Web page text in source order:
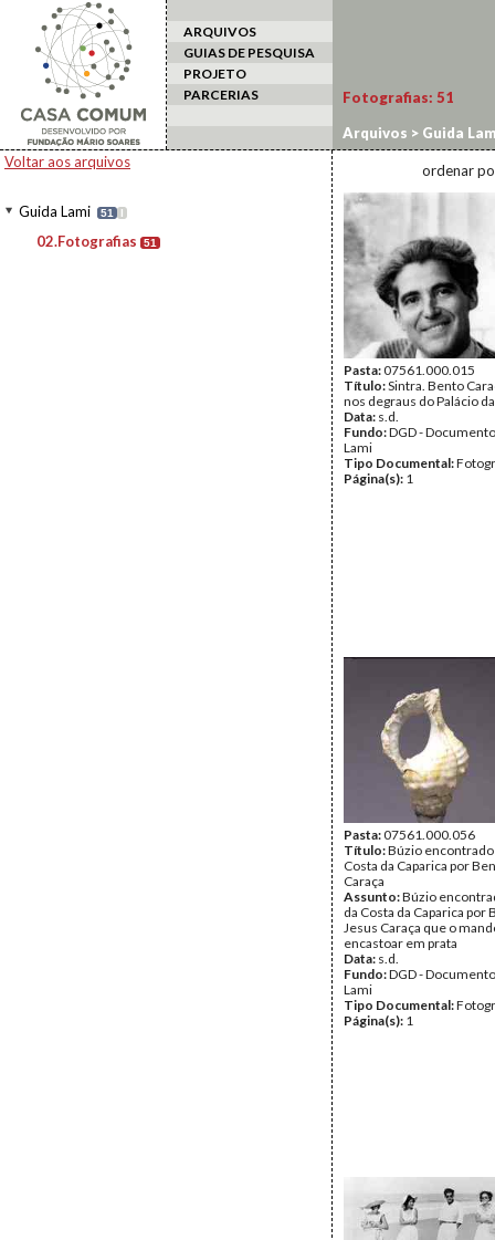
ARQUIVOS
GUIAS DE PESQUISA
PROJETO
PARCERIAS
Voltar aos arquivos
Guida Lami 51 I
02.Fotografias 51
Fotografias: 51
Arquivos > Guida
ordenar
Pasta:07561.000.015
Título:Sintra. Bento
nos degraus do Palácio
Data: s.d.
Fundo:DGD -
Lami
Tipo Documental:
Página(s): 1
Pasta:07561.000.056
Título:Búzio encontrado
Costa da Caparica por
Caraça
Assunto:Búzio
da Costa da Caparica por
Jesus Caraça que o
encastoar em prata
Data: s.d.
Fundo:DGD -
Lami
Tipo Documental:
Página(s): 1